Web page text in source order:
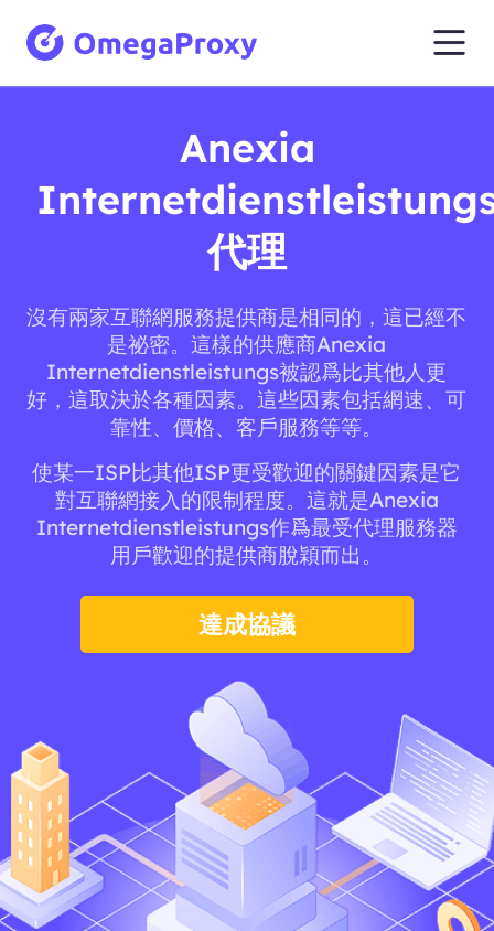
Anexia
代理
沒有兩家互聯網服務提供商是相同的，這已經不
是祕密。這樣的供應商Anexia
Internetdienstleistungs被認爲比其他人更
好，這取決於各種因素。這些因素包括網速、可
靠性、價格、客戶服務等等。
使某一ISP比其他ISP更受歡迎的關鍵因素是它
對互聯網接入的限制程度。這就是Anexia
Internetdienstleistungs作爲最受代理服務器
用戶歡迎的提供商脫穎而出。
達成協議